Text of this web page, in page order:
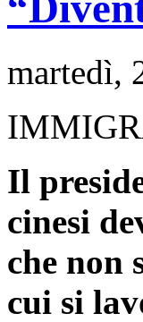
martedì,
Il
cinesi
che non
cui si